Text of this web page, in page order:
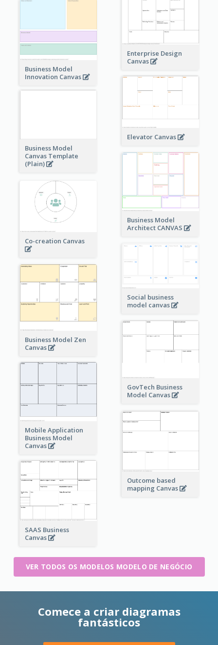
Enterprise Design
Canvas
Business Model
Innovation Canvas
Elevator Canvas
Business Model
Canvas Template
(Plain)
Business Model
Architect CANVAS
Co-creation Canvas
Social business
model canvas
Business Model Zen
Canvas
GovTech Business
Model Canvas
Mobile Application
Business Model
Canvas
Outcome based
mapping Canvas
SAAS Business
Canvas
VER TODOS OS MODELOS MODELO DE NEGÓCIO
Comece a criar diagramas
fantásticos